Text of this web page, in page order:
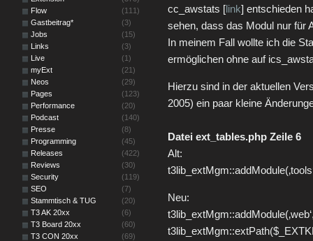
cc_awstats [link] entschieden
sehen, dass das Modul nur für
In meinem Fall wollte ich die
ermöglichen ohne auf
Hierzu sind in der aktuellen
2005) ein paar kleine
Datei ext_tables.php Zeile 6
Alt:
Neu:
Flow
(111)
Gastbeitrag*
(3)
Jobs
(15)
Links
(3)
Live
(1)
myExt
(21)
Neos
(29)
Pages
(123)
Performance
(20)
Podcast
(140)
Presse
(8)
Programming
(45)
Releases
(422)
Reviews
(30)
Security
(119)
SEO
(7)
Stammtisch & TUG
(20)
T3 AK 20xx
(6)
T3 Board 20xx
(60)
T3 CON 20xx
(69)